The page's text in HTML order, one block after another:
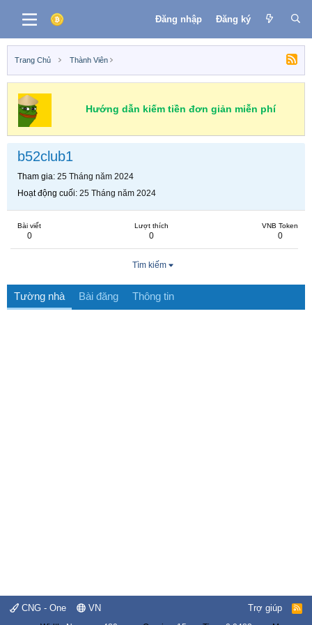
Đăng nhập Đăng ký
Trang Chủ Thành Viên
Hướng dẫn kiếm tiền đơn giản miễn phí
b52club1
Tham gia 25 Tháng năm 2024
Hoạt động cuối 25 Tháng năm 2024
Bài viết
0
Lượt thích
0
VNB Token
0
Tìm kiếm
Tường nhà Bài đăng Thông tin
CNG - One VN Trợ giúp
R